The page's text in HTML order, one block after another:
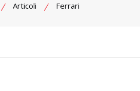
Articoli Ferrari